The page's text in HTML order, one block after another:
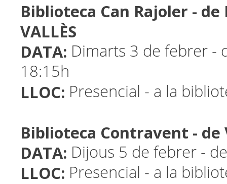
Biblioteca Can Rajoler - de
VALLÈS
DATA: Dimarts 3 de febrer -
18:15h
LLOC: Presencial - a la
Biblioteca Contravent - de
DATA: Dijous 5 de febrer -
LLOC: Presencial - a la